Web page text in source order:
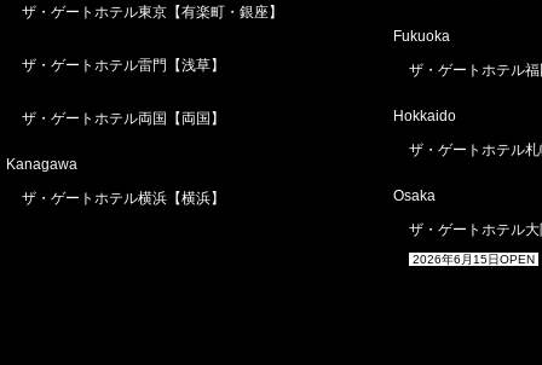
ザ・ゲートホテル東京【有楽町・銀座】
ザ・ゲートホテル雷門【浅草】
ザ・ゲートホテル両国【両国】
Kanagawa
ザ・ゲートホテル横浜【横浜】
Fukuoka
ザ・ゲートホテル
Hokkaido
ザ・ゲートホテル
Osaka
ザ・ゲートホテル
2026年6月15日OPEN